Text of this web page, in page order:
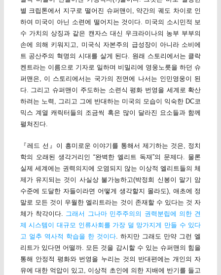
별 크립톤에서 지구로 떨어진 슈퍼맨이, 약간의 궤도 차이로 인
하여 미국이 아닌 소련에 떨어지는 것이다. 미국의 소시민적 보
수 가치의 상징과 같은 캔자스 대신 우크라이나의 농부 부부의
손에 의해 키워지고, 미국식 자본주의 급성장이 아니라 소비에
트 공산주의 혁명의 시대를 살게 된다. 원래 스토리에서는 클락
켄트라는 이름으로 기자로 일하며 비밀리에 영웅노릇을 하던 슈
퍼맨은, 이 스토리에서는 국가의 전면에 나서는 인민영웅이 된
다. 그리고 슈퍼맨이 주도하는 소련식 평화 번영을 세계로 확산
하려는 노력, 그리고 그에 반대하는 미국의 모습이 익숙한 DC코
믹스 계열 캐릭터들의 조금씩 혹은 많이 달라진 요소들과 함께
펼쳐진다.
『레드 선』이 흥미로운 이야기를 통해서 제기하는 것은, 정치
학의 오래된 생각거리인 “완벽한 엘리트 독재”의 문제다. 물론
실제 세계에는 권력의지에 오염되지 않는 이상적 엘리트들의 체
제가 유지되는 것이 사실상 불가능하고(박정희 신봉이 말기 암
수준에 도달한 자들이라면 어떻게 생각할지 몰라도), 애초에 정
말로 모든 것이 우월한 엘리트라는 것이 존재할 수 있다는 것 자
체가 착각이다. 그래서 그나마 민주주의의 권력분립에 의한 견
제 시스템이 대규모 인류사회를 가장 덜 망가지게 만들 수 있다
고 얼추 역사적 학습을 한 것이다. 하지만 그래도 만약 그런 엘
리트가 있다면 어떨까. 모든 것을 감시할 수 있는 슈퍼맨의 힘을
통해 안정적 평화와 번영을 누리는 것의 반대편에는 개인의 자
유에 대한 억압이 있고, 이상적 초인에 의한 지배에 반기를 들고